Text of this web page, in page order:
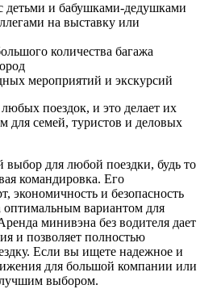
детьми и бабушками-дедушками
на выставку или
количества багажа
мероприятий и экскурсий
поездок, и это делает их
для семей, туристов и деловых
для любой поездки, будь то
командировка. Его
экономичность и безопасность
вариантом для
минивэна без водителя дает
и позволяет полностью
Если вы ищете надежное и
для большой компании или
выбором.